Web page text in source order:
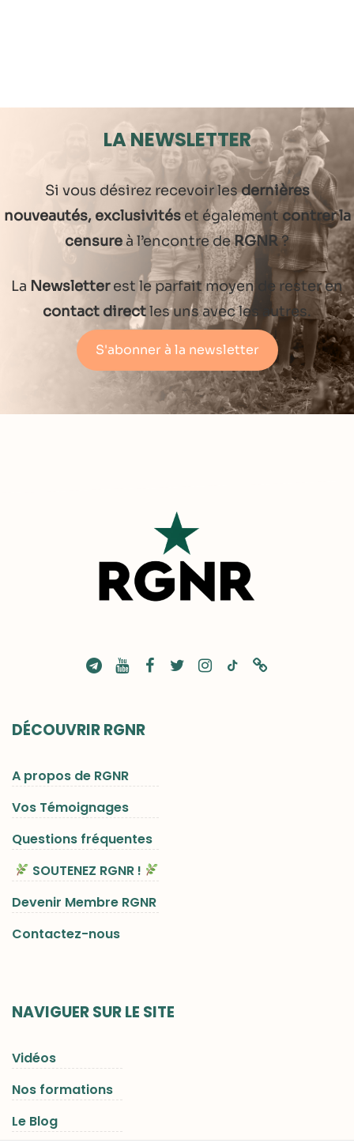
LA NEWSLETTER
Si vous désirez recevoir lesdernières
nouveautés, exclusivitéset égalementcontrer la
censureà l’encontre deRGNR?
La Newsletterest le parfait moyen de rester en
contact directles uns avec les autres.
S'abonner à la newsletter
DÉCOUVRIR RGNR
A propos de RGNR
Vos Témoignages
Questions fréquentes
SOUTENEZ RGNR !
Devenir Membre RGNR
Contactez-nous
NAVIGUER SUR LE SITE
Vidéos
Nos formations
Le Blog